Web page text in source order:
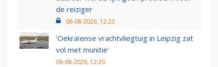
de reiziger
06-08-2026, 12:22
'Oekraïense vrachtvliegtuig in Leipzig zat
vol met munitie'
06-08-2026, 12:20